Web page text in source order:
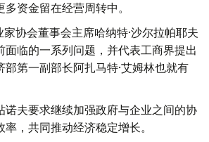
资金留在经营周转中。
家协会董事会主席哈纳特·沙尔拉帕耶夫
面临的一系列问题，并代表工商界提出
第一副部长阿扎马特·艾姆林也就有
诺夫要求继续加强政府与企业之间的协
，共同推动经济稳定增长。